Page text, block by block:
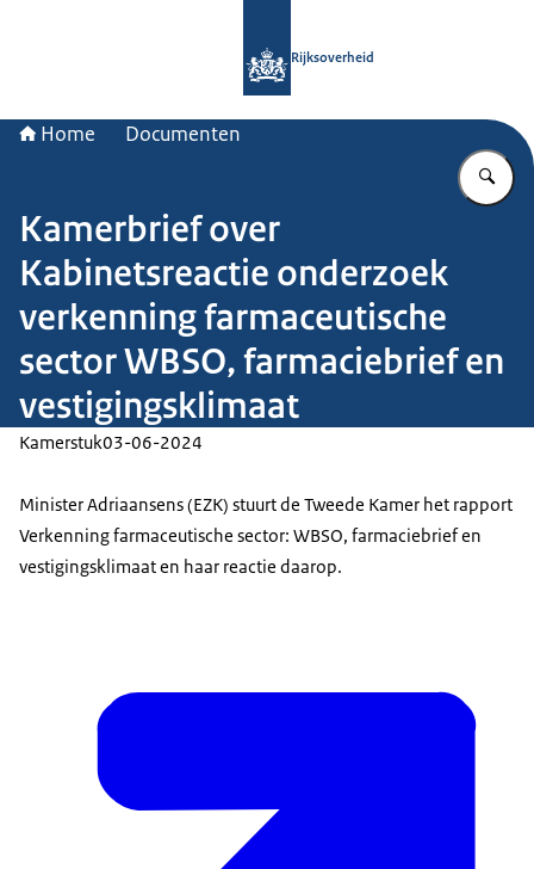
Rijksoverheid
Home Documenten
Kamerbrief over
Kabinetsreactie onderzoek
verkenning farmaceutische
sector WBSO, farmaciebrief en
vestigingsklimaat
Kamerstuk03-06-2024
Minister Adriaansens (EZK) stuurt de Tweede Kamer het rapport
Verkenning farmaceutische sector: WBSO, farmaciebrief en
vestigingsklimaat en haar reactie daarop.